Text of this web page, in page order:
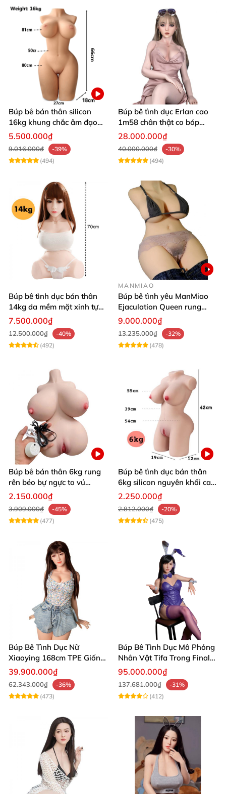
Búp bê bán thân silicon
16kg khung chắc âm đạo
khít hồng
5.500.000₫
9.016.000₫
-39%
(494)
Búp bê tình dục Erlan cao
1m58 chân thật co bóp
rung rên
28.000.000₫
40.000.000₫
-30%
(494)
Búp bê tình dục bán thân
14kg da mềm mặt xinh tự
nhiên
7.500.000₫
12.500.000₫
-40%
(492)
MANMIAO
Búp bê tình yêu ManMiao
Ejaculation Queen rung
cảm biến sưởi ấm phun
nước thông minh
9.000.000₫
13.235.000₫
-32%
(478)
Búp bê bán thân 6kg rung
rên béo bự ngực to vú
khủng siêu múp
2.150.000₫
3.909.000₫
-45%
(477)
Búp bê tình dục bán thân
6kg silicon nguyên khối cao
cấp giá rẻ
2.250.000₫
2.812.000₫
-20%
(475)
Búp Bê Tình Dục Nữ
Xiaoying 168cm TPE Giống
Thật 3 Lỗ Đảm Bảo
39.900.000₫
62.343.000₫
-36%
(473)
Búp Bê Tình Dục Mô Phỏng
Nhân Vật Tifa Trong Final
Fantasy VII - 167cm cao
cấp giống thật
95.000.000₫
137.681.000₫
-31%
(412)